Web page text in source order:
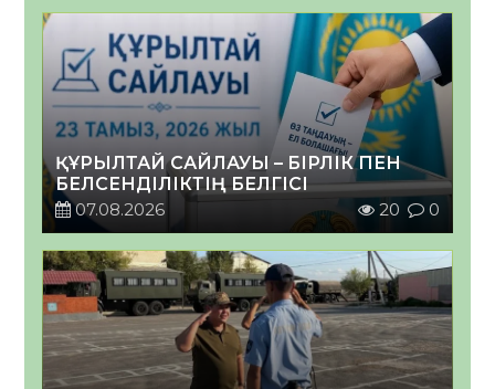
ҚҰРЫЛТАЙ САЙЛАУЫ – БІРЛІК ПЕН
БЕЛСЕНДІЛІКТІҢ БЕЛГІСІ
07.08.2026
20 0